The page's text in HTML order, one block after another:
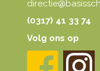
(0317) 41 33 74
Volg ons op